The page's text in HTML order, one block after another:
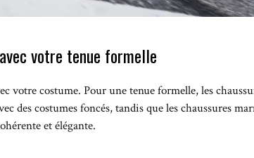
votre tenue formelle
votre costume. Pour une tenue formelle, les
des costumes foncés, tandis que les chaussures
et élégante.